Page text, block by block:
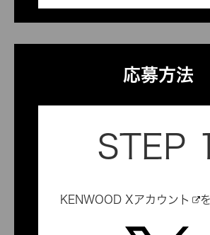
応募方法
STEP 1
KENWOOD Xアカウント